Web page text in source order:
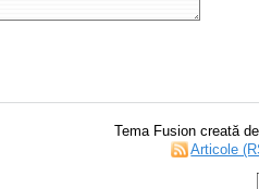
Tema Fusion creată
Articole